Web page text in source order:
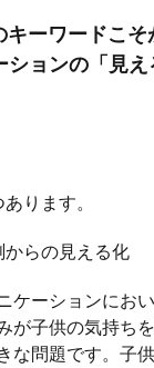
キーワードこそ
ションの「見
ります。
からの見える化
ケーションにお
が子供の気持ち
な問題です。子